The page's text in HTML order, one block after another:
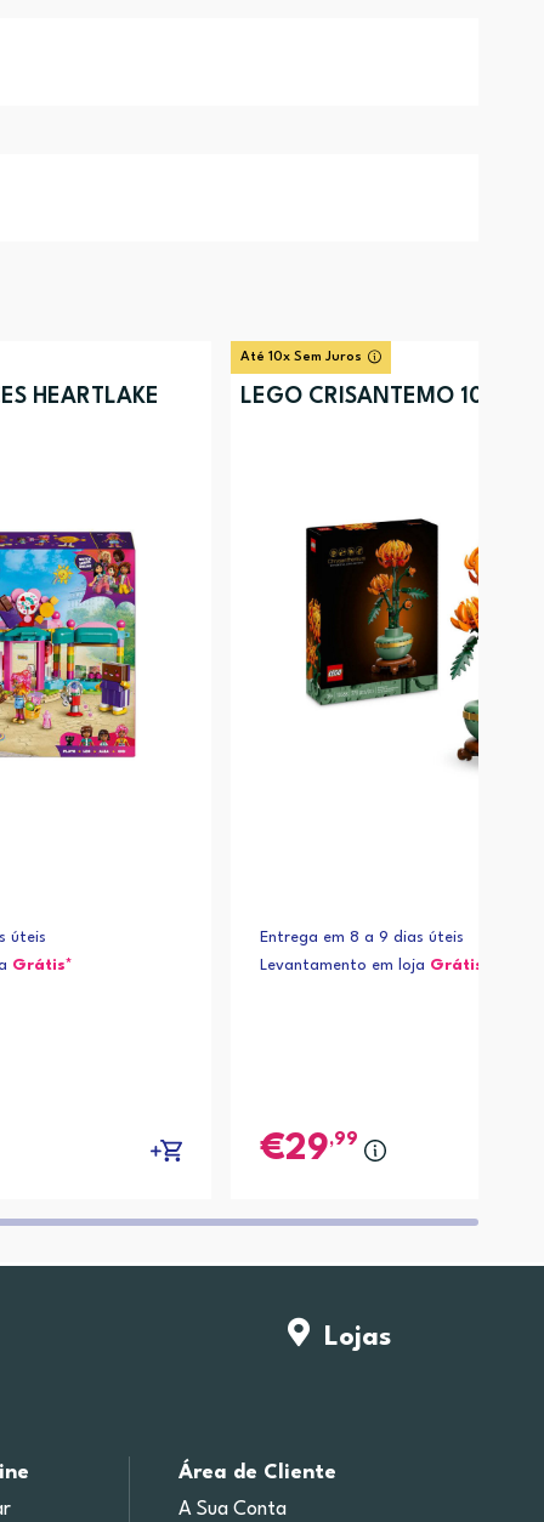
HEARTLAKE
úteis
Grátis*
Até 10x Sem Juros
LEGO CRISANTEMO 10368
Entrega em 8 a 9 dias úteis
Levantamento em loja Grátis*
29,99
Lojas
Área de Cliente
A Sua Conta